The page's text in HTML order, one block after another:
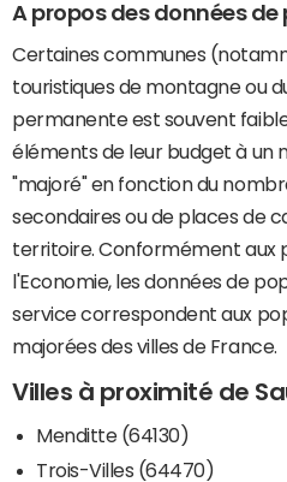
A propos des données
Certaines communes
touristiques de montagne ou
permanente est souvent
éléments de leur budget à un
"majoré" en fonction du
secondaires ou de places de
territoire. Conformément aux
l'Economie, les données de
service correspondent aux
majorées des villes de France.
Villes à proximité de
Menditte (64130)
Trois-Villes (64470)